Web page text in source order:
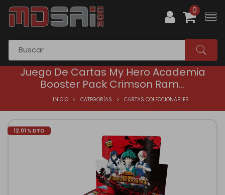
0
Juego De Cartas My Hero Academia
Booster Pack Crimson Ram...
INICIO CATEGORÍAS CARTAS COLECCIONABLES
12.01 % DTO